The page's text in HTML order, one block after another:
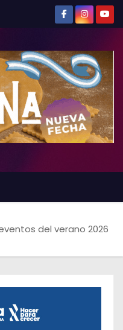
del verano 2026